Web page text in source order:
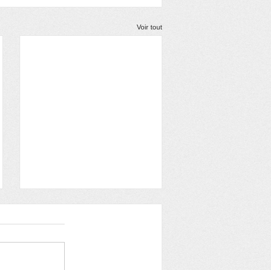
Voir tout
Lettre aux adhérents
HISTOIRE et ARCHEOLOGIE